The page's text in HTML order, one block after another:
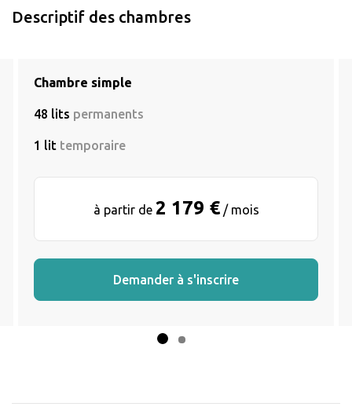
Descriptif des chambres
Chambre simple
48 lits permanents
1 lit temporaire
à partir de 2 179 €/ mois
Demander à s'inscrire